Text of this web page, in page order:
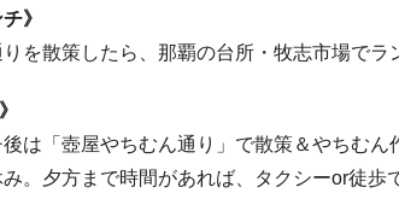
》
りを散策したら、那覇の台所・牧志市場でラ
後は「壺屋やちむん通り」で散策＆やちむ
。夕方まで時間があれば、タクシーor徒